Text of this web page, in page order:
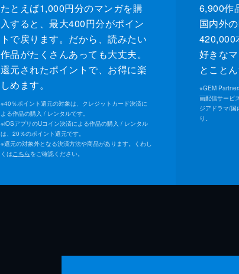
たとえば1,000円分のマンガを購
入すると、最大400円分がポイン
トで戻ります。だから、読みたい
作品がたくさんあっても大丈夫。
還元されたポイントで、お得に楽
しめます。
※40％ポイント還元の対象は、クレジットカード決済に
よる作品の購入 / レンタルです。
※iOSアプリのUコイン決済による作品の購入 / レンタル
は、20％のポイント還元です。
※還元の対象外となる決済方法や商品があります。くわし
くは こちらをご確認ください。
6,900作
国内外
420,000
好きな
とこと
※GEM
画配信サービ
ジアドラマ/国
り。